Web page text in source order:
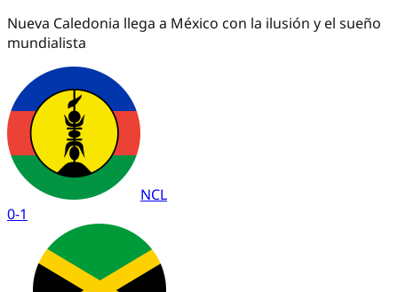
Nueva Caledonia llega a México con la ilusión y el sueño
mundialista
NCL
0-1